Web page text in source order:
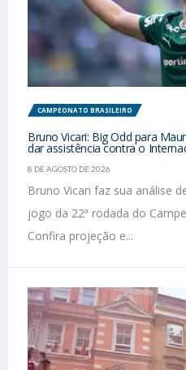
CAMPEONATO BRASILEIRO
Bruno Vicari: Big Odd para
dar assistência contra o
8 DE AGOSTO DE 2026
Bruno Vicari faz sua análise
jogo da 22ª rodada do
Confira projeção e...